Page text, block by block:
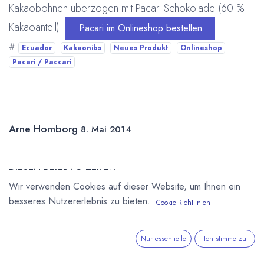
Kakaobohnen überzogen mit Pacari Schokolade (60 %
Kakaoanteil):
Pacari im Onlineshop bestellen
#
Ecuador Kakaonibs Neues Produkt
Onlineshop
Pacari / Paccari
Arne Homborg 8. Mai 2014
DIESEN BEITRAG TEILEN
Wir verwenden Cookies auf dieser Website, um Ihnen ein
besseres Nutzererlebnis zu bieten.
Cookie-Richtlinien
Nur essentielle Ich stimme zu